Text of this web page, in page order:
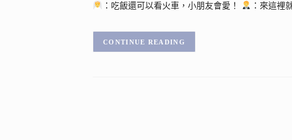
：吃飯還可以看火車，小朋友會愛！ ：來這裡
CONTINUE READING